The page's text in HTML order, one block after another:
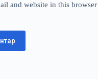
and website in this